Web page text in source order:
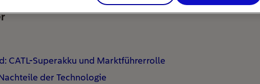
CATL-Superakku und Marktführerrolle
der Technologie